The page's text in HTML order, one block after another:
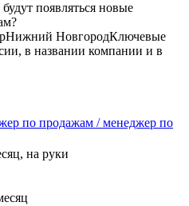
появляться новые
Нижний НовгородКлючевые
в названии компании и в
по продажам / менеджер по
на руки